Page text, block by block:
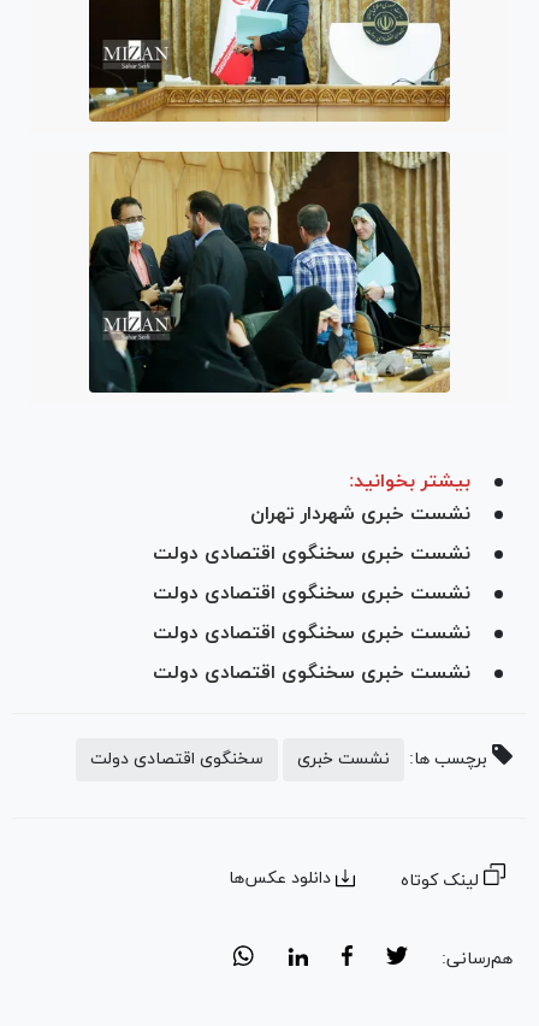
بیشتر بخوانید:
نشست خبری شهردار تهران
نشست خبری سخنگوی اقتصادی دولت
نشست خبری سخنگوی اقتصادی دولت
نشست خبری سخنگوی اقتصادی دولت
نشست خبری سخنگوی اقتصادی دولت
برچسب ها: نشست خبری سخنگوی اقتصادی دولت
لینک کوتاه دانلود عکس‌ها
هم‌رسانی: